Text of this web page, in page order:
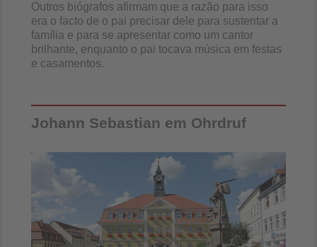
Outros biógrafos afirmam que a razão para isso
era o facto de o pai precisar dele para sustentar a
família e para se apresentar como um cantor
brilhante, enquanto o pai tocava música em festas
e casamentos.
Johann Sebastian em Ohrdruf